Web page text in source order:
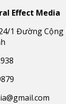
Effect Media
1 Đường Cộng